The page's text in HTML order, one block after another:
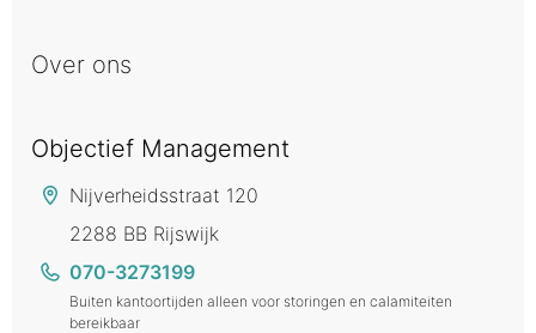
Over ons
Objectief Management
Nijverheidsstraat 120
2288 BB Rijswijk
070-3273199
Buiten kantoortijden alleen voor storingen en calamiteiten
bereikbaar